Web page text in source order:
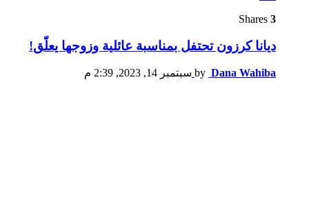
3
ديانا كرزون تحتفل بمناسبة عائلية وزوجها يعلّق!
by Dana Wahiba سبتمبر 14, 2023, 2:39 م